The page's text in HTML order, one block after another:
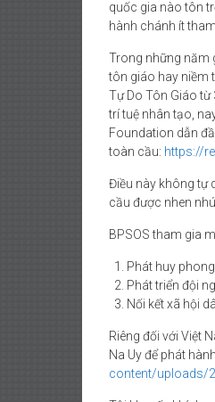
quốc gia nào tôn
hành chánh ít
Trong những năm
tôn giáo hay niềm
Tự Do Tôn Giáo từ
trí tuệ nhân tạo,
Foundation dẫn
toàn cầu: https://
Điều này không tự
cầu được nhen
BPSOS tham gia
Phát huy
Phát triển đội
Nối kết xã hội
Riêng đối với Việt
Na Uy để phát
content/uploads/